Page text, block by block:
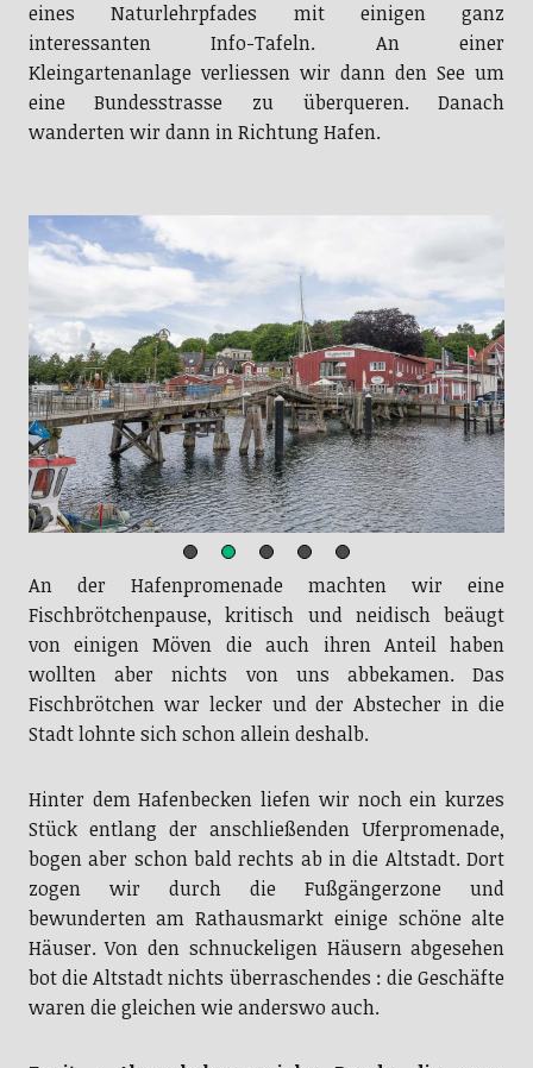
eines Naturlehrpfades mit einigen ganz
interessanten Info-Tafeln. An einer
Kleingartenanlage verliessen wir dann den See um
eine Bundesstrasse zu überqueren. Danach
wanderten wir dann in Richtung Hafen.
An der Hafenpromenade machten wir eine
Fischbrötchenpause, kritisch und neidisch beäugt
von einigen Möven die auch ihren Anteil haben
wollten aber nichts von uns abbekamen. Das
Fischbrötchen war lecker und der Abstecher in die
Stadt lohnte sich schon allein deshalb.
Hinter dem Hafenbecken liefen wir noch ein kurzes
Stück entlang der anschließenden Uferpromenade,
bogen aber schon bald rechts ab in die Altstadt. Dort
zogen wir durch die Fußgängerzone und
bewunderten am Rathausmarkt einige schöne alte
Häuser. Von den schnuckeligen Häusern abgesehen
bot die Altstadt nichts überraschendes : die Geschäfte
waren die gleichen wie anderswo auch.